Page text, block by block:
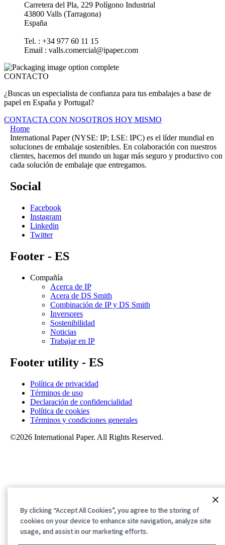
Carretera del Pla, 229 Polígono Industrial
43800 Valls (Tarragona)
España
Tel. : +34 977 60 11 15
Email : valls.comercial@ipaper.com
CONTACTO
¿Buscas un especialista de confianza para tus embalajes a base de
papel en España y Portugal?
CONTACTA CON NOSOTROS HOY MISMO
Home
International Paper (NYSE: IP; LSE: IPC) es el líder mundial en
soluciones de embalaje sostenibles. En colaboración con nuestros
clientes, hacemos del mundo un lugar más seguro y productivo con
cada solución de embalaje que entregamos.
Social
Facebook
Instagram
Linkedin
Twitter
Footer - ES
Compañía
Acerca de IP
Acera de DS Smith
Combinación de IP y DS Smith
Inversores
Sostenibilidad
Noticias
Trabajar en IP
Footer utility - ES
Política de privacidad
Términos de uso
Declaración de confidencialidad
Política de cookies
Términos y condiciones generales
©2026 International Paper. All Rights Reserved.
By clicking “Accept All Cookies”, you agree to the storing of
cookies on your device to enhance site navigation, analyze site
usage, and assist in our marketing efforts.